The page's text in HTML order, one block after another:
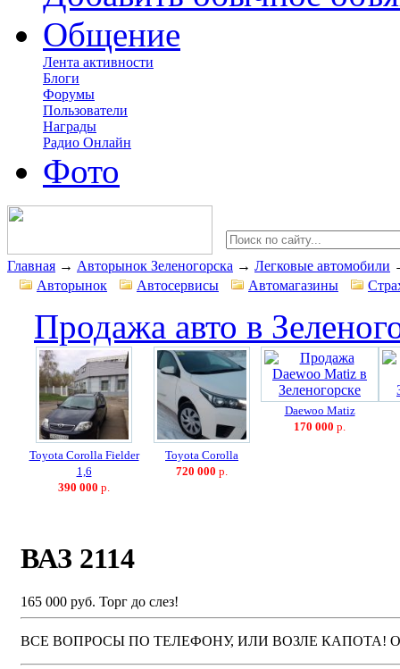
Общение
Лента активности
Блоги
Форумы
Пользователи
Награды
Радио Онлайн
Фото
Главная → Авторынок Зеленогорска → Легковые автомобили
Авторынок
Автосервисы Автомагазины
Продажа авто в
Toyota Corolla Fielder
1,6
390 000 р.
Toyota Corolla
720 000 р.
Daewoo Matiz
170 000 р.
ВАЗ 2114
165 000 руб. Торг до слез!
ВСЕ ВОПРОСЫ ПО ТЕЛЕФОНУ, ИЛИ ВОЗЛЕ КАПОТА!